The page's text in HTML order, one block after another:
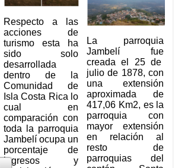
Respecto a las
acciones de
turismo esta ha
sido solo
desarrollada
dentro de la
Comunidad de
Isla Costa Rica lo
cual en
comparación con
toda la parroquia
Jambelí ocupa un
porcentaje de
ingresos y
La parroquia
Jambelí fue
creada el 25 de
julio de 1878, con
una extensión
aproximada de
417,06 Km2, es la
parroquia con
mayor extensión
en relación al
resto de
parroquias del